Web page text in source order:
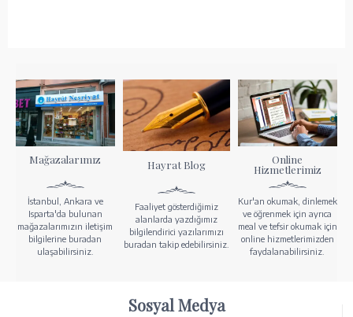
Mağazalarımız
İstanbul, Ankara ve
Isparta'da bulunan
mağazalarımızın iletişim
bilgilerine buradan
ulaşabilirsiniz.
Hayrat Blog
Faaliyet gösterdiğimiz
alanlarda yazdığımız
bilgilendirici yazılarımızı
buradan takip edebilirsiniz.
Online
Hizmetlerimiz
Kur'an okumak, dinlemek
ve öğrenmek için ayrıca
meal ve tefsir okumak için
online hizmetlerimizden
faydalanabilirsiniz.
Sosyal Medya